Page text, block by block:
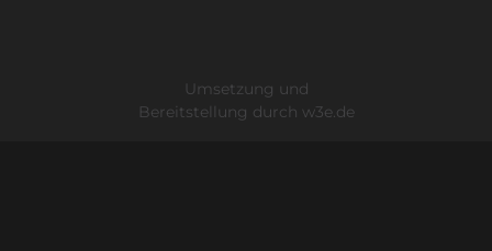
Umsetzung und
Bereitstellung durch w3e.de